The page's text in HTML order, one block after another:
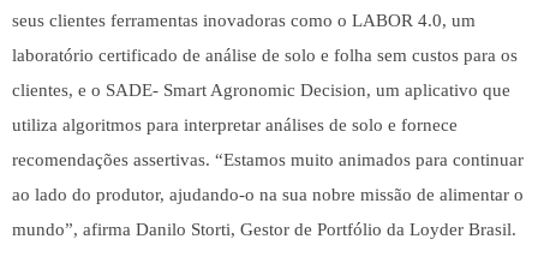
seus clientes ferramentas inovadoras como o LABOR 4.0, um
laboratório certificado de análise de solo e folha sem custos para os
clientes, e o SADE- Smart Agronomic Decision, um aplicativo que
utiliza algoritmos para interpretar análises de solo e fornece
recomendações assertivas. “Estamos muito animados para continuar
ao lado do produtor, ajudando-o na sua nobre missão de alimentar o
mundo”, afirma Danilo Storti, Gestor de Portfólio da Loyder Brasil.